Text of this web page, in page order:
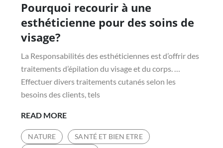
on
Pourquoi recourir à une
esthéticienne pour des soins de
visage?
La Responsabilités des esthéticiennes est d’offrir des
traitements d’épilation du visage et du corps. …
Effectuer divers traitements cutanés selon les
besoins des clients, tels
READ MOREPOURQUOI
RECOURIR
À
NATURE
SANTÉ ET BIEN ETRE